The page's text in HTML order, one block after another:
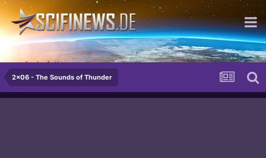
...du darfst!
2x06 - The Sounds of Thunder